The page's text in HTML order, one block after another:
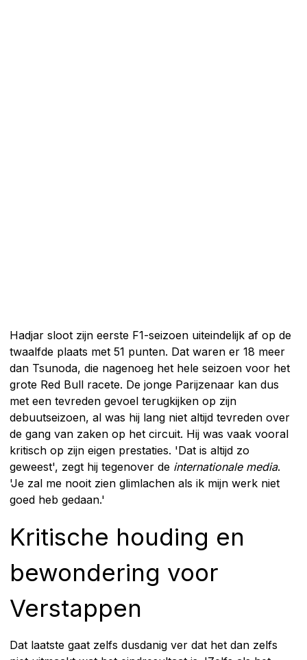
Hadjar sloot zijn eerste F1-seizoen uiteindelijk af op de
twaalfde plaats met 51 punten. Dat waren er 18 meer
dan Tsunoda, die nagenoeg het hele seizoen voor het
grote Red Bull racete. De jonge Parijzenaar kan dus
met een tevreden gevoel terugkijken op zijn
debuutseizoen, al was hij lang niet altijd tevreden over
de gang van zaken op het circuit. Hij was vaak vooral
kritisch op zijn eigen prestaties. 'Dat is altijd zo
geweest', zegt hij tegenover de internationale media.
'Je zal me nooit zien glimlachen als ik mijn werk niet
goed heb gedaan.'
Kritische houding en
bewondering voor
Verstappen
Dat laatste gaat zelfs dusdanig ver dat het dan zelfs